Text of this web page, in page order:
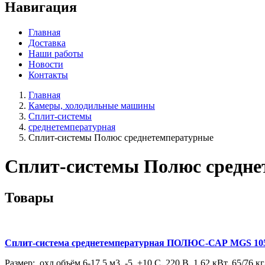
Навигация
Главная
Доставка
Наши работы
Новости
Контакты
Главная
Камеры, холодильные машины
Сплит-системы
среднетемпературная
Сплит-системы Полюс среднетемпературные
Сплит-системы Полюс
Товары
Сплит-система среднетемпературная ПОЛЮС-САР MGS